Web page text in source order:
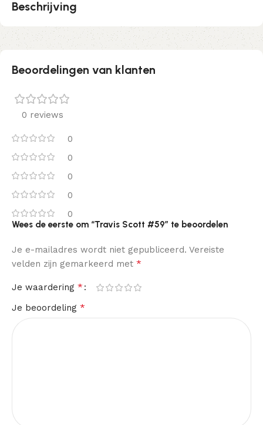
Beschrijving
Beoordelingen van klanten
0 reviews
0
0
0
0
0
Wees de eerste om “Travis Scott #59” te beoordelen
Je e-mailadres wordt niet gepubliceerd. Vereiste
velden zijn gemarkeerd met *
Je waardering *
Je beoordeling *